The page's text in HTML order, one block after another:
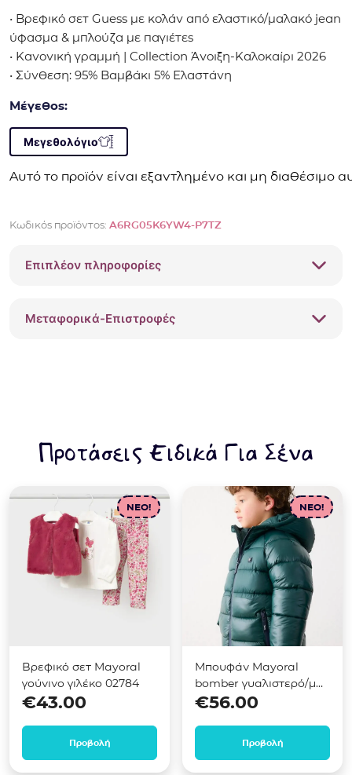
• Βρεφικό σετ Guess με κολάν από ελαστικό/μαλακό jean
ύφασμα & μπλούζα με παγιέτες
• Κανονική γραμμή | Collection Άνοιξη-Καλοκαίρι 2026
• Σύνθεση: 95% Βαμβάκι 5% Ελαστάνη
Μέγεθος:
Μεγεθολόγιο
Αυτό το προϊόν είναι εξαντλημένο και μη διαθέσιμο
Κωδικός προϊόντος: A6RG05K6YW4-P7TZ
Επιπλέον πληροφορίες
Μεταφορικά-Επιστροφές
Προτάσεις Ειδικά Για Σένα
NEO!
Βρεφικό σετ Mayoral
γούνινο γιλέκο 02784
€43.00
Προβολή
NEO!
Μπουφάν Mayoral
bomber γυαλιστερό/ματ
Πράσινο 04469
€56.00
Προβολή